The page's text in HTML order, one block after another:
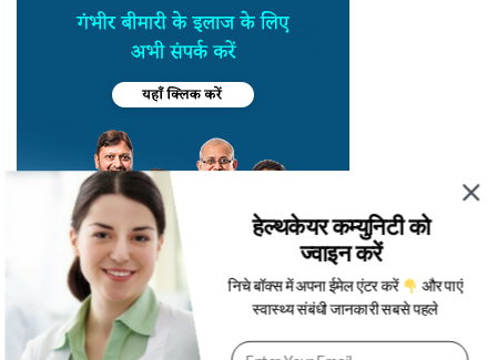
हेल्थकेयर कम्युनिटी को
ज्वाइन करें
निचे बॉक्स में अपना ईमेल एंटर करें
और पाएं
स्वास्थ्य संबंधी जानकारी सबसे पहले